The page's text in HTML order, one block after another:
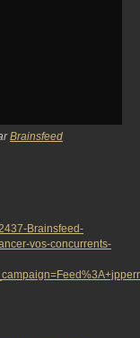
Brainsfeed
Brainsfeed-
vos-concurrents-